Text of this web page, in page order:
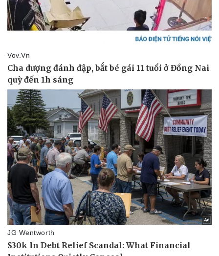
Thể thao
Bóng đá
Lịch thi đấu bóng đá
Thế giới thể thao
eSports
Hậu trường
Ô tô - Xe máy
Ô tô
Xe máy
Tư vấn